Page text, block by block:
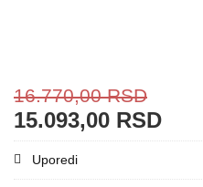
16.770,00RSD
15.093,00 RSD
Uporedi